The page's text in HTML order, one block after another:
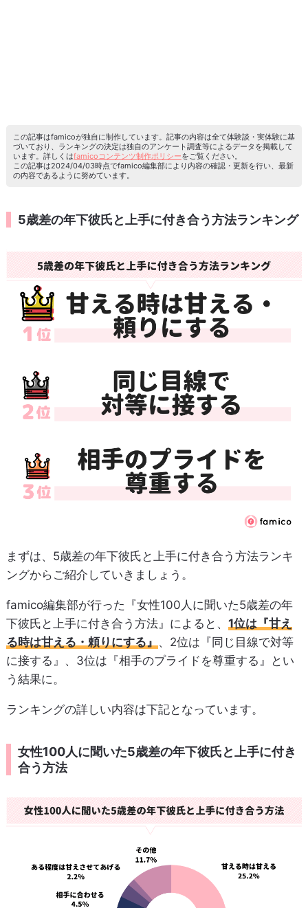
この記事はfamicoが独自に制作しています。記事の内容は全て体験談・実体験に基
づいており、ランキングの決定は独自のアンケート調査等によるデータを掲載して
います。詳しくはfamicoコンテンツ制作ポリシーをご覧ください。
この記事は2024/04/03時点でfamico編集部により内容の確認・更新を行い、最新
の内容であるように努めています。
5歳差の年下彼氏と上手に付き合う方法ランキング
まずは、5歳差の年下彼氏と上手に付き合う方法ランキ
ングからご紹介していきましょう。
famico編集部が行った『女性100人に聞いた5歳差の年
下彼氏と上手に付き合う方法』によると、 1位は『甘え
る時は甘える・頼りにする』、2位は『同じ目線で対等
に接する』、3位は『相手のプライドを尊重する』とい
う結果に。
ランキングの詳しい内容は下記となっています。
女性100人に聞いた5歳差の年下彼氏と上手に付き
合う方法